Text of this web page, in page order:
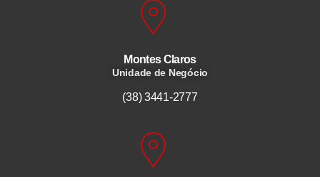
Montes Claros
Unidade de Negócio
(38) 3441-2777